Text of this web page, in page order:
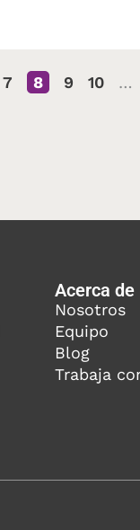
7 8 9 10 …
Acerca de
Nosotros
Equipo
Blog
Trabaja